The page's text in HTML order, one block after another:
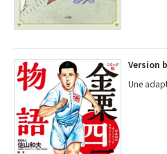
Version
Une